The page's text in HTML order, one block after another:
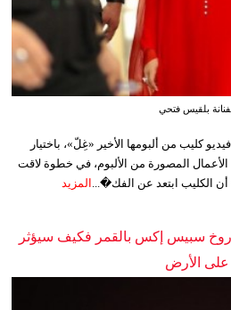
بلقيس فتحي
كليب من ألبومها الأخير «غِلّ»، باختيار
الأعمال المصورة من الألبوم، في خطوة لاقت
الكليب ابتعد عن الفك�... المزيد
سبيس إكس بالقمر فكيف سيؤثر
على الأرض